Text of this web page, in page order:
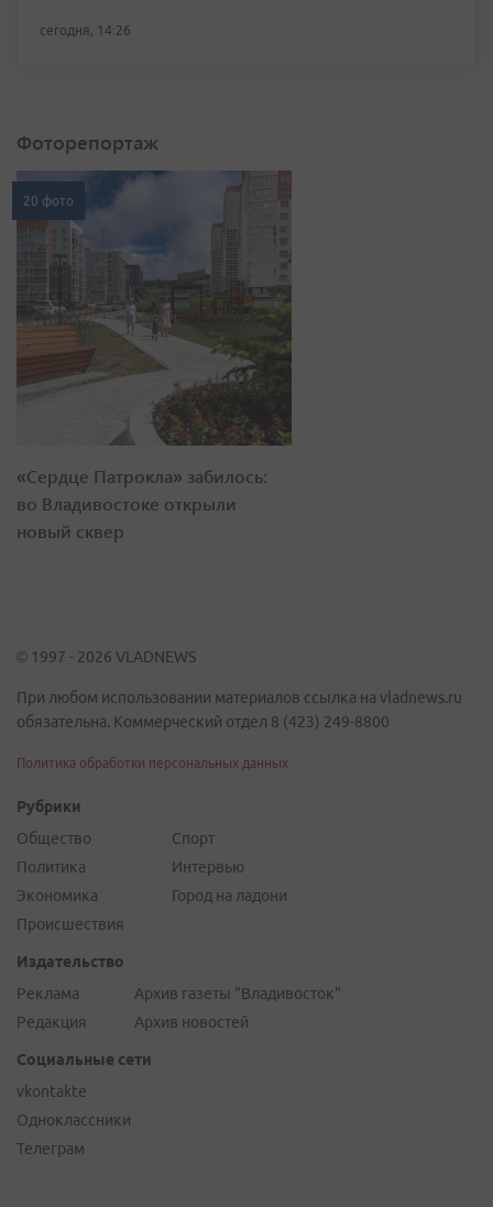
сегодня, 14:26
Фоторепортаж
20 фото
«Сердце Патрокла» забилось:
во Владивостоке открыли
новый сквер
© 1997 - 2026 VLADNEWS
При любом использовании материалов ссылка на vladnews.ru
обязательна. Коммерческий отдел 8 (423) 249-8800
Политика обработки персональных данных
Рубрики
Общество
Политика
Экономика
Происшествия
Спорт
Интервью
Город на ладони
Издательство
Реклама
Редакция
Архив газеты "Владивосток"
Архив новостей
Социальные сети
vkontakte
Одноклассники
Телеграм